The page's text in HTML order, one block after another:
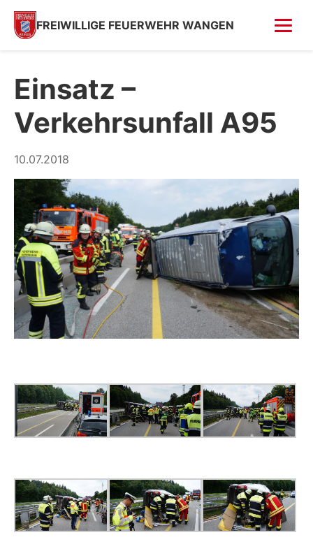
FREIWILLIGE FEUERWEHR WANGEN
Fahrzeugsegnung 2026
Feuer in Villa (Kempfenhausen)
GESCHICHTE
SPENDEN
Einsatz –
Verkehrsunfall A95
10.07.2018